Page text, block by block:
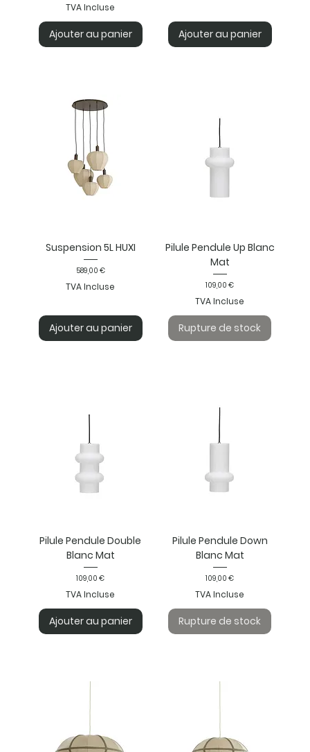
TVA Incluse
Ajouter au panier Ajouter au panier
Suspension 5L HUXI
Prix
589,00 €
TVA Incluse
Ajouter au panier
Pilule Pendule Up Blanc
Mat
Prix
109,00 €
TVA Incluse
Rupture de stock
Pilule Pendule Double
Blanc Mat
Prix
109,00 €
TVA Incluse
Ajouter au panier
Pilule Pendule Down
Blanc Mat
Prix
109,00 €
TVA Incluse
Rupture de stock